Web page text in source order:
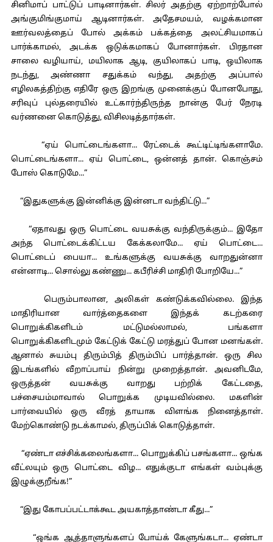
சினிமாப் பாட்டுப் பாடினார்கள். சிலர் அதற்கு ஏற்றாற்போல்
அங்குமிங்குமாய் ஆடினார்கள். அதேசமயம், வழக்கமான
ஊர்வலத்தைப் போல் அக்கம் பக்கத்தை அலட்சியமாகப்
பார்க்காமல், அடக்க ஒடுக்கமாகப் போனார்கள். பிரதான
சாலை வழியாய், மயிலாக ஆடி, குயிலாகப் பாடி, ஒயிலாக
நடந்து, அண்ணா சதுக்கம் வந்து, அதற்கு அப்பால்
எழிலகத்திற்கு எதிரே ஒரு இறங்கு முனைக்குப் போனபோது,
சரிவுப் புல்தரையில் உட்கார்ந்திருந்த நான்கு பேர் நேரடி
வர்ணனை கொடுத்து, விசிலடித்தார்கள்.
“ஏய் பொட்டைங்களா... ரேட்டைக் கூட்டிட்டிங்களாமே.
பொட்டைங்களா... ஏய் பொட்டை, ஒன்னத் தான். கொஞ்சம்
போஸ் கொடுமே...”
“இதுகளுக்கு இன்னிக்கு இன்னடா வந்திட்டு...”
“ஏதாவது ஒரு பொட்டை வயசுக்கு வந்திருக்கும்... இதோ
அந்த பொட்டைக்கிட்டய கேக்கலாமே... ஏய் பொட்டை...
பொட்டைப் பையா... உங்களுக்கு வயசுக்கு வாறதுன்னா
என்னாடி... சொல்லு கண்ணு... கபீரிச்சி மாதிரி போறியே...”
பெரும்பாலான, அலிகள் கண்டுக்கவில்லை. இந்த
மாதிரியான வார்த்தைகளை இந்தக் கடற்கரை
பொறுக்கிகளிடம் மட்டுமல்லாமல், பங்களா
பொறுக்கிகளிடமும் கேட்டுக் கேட்டு மரத்துப் போன மனங்கள்.
ஆனால் சுயம்பு திரும்பித் திரும்பிப் பார்த்தான். ஒரு சில
இடங்களில் வீறாப்பாய் நின்று முறைத்தான். அவனிடமே,
ஒருத்தன் வயசுக்கு வாறது பற்றிக் கேட்டதை,
பச்சையம்மாவால் பொறுக்க முடியவில்லை. மகளின்
பார்வையில் ஒரு வீரத் தாயாக விளங்க நினைத்தாள்.
மேற்கொண்டு நடக்காமல், திருப்பிக் கொடுத்தாள்.
“ஏண்டா எச்சிக்கலைங்களா... பொறுக்கிப் பசங்களா... ஒங்க
வீட்லயும் ஒரு பொட்டை விழ... எதுக்குடா எங்கள் வம்புக்கு
இழுக்குறீங்க!”
“இது கோபப்பட்டாக்கூட அயகாத்தாண்டா கீது...”
“ஒங்க ஆத்தாளுங்களப் போய்க் கேளுங்கடா... ஏண்டா